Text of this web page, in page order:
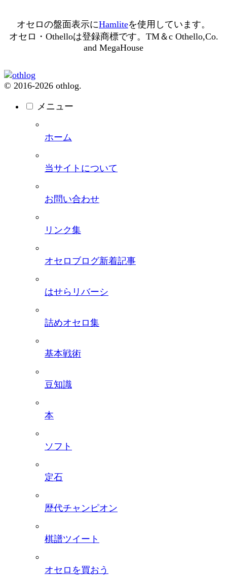
オセロの盤面表示にHamliteを使用しています。
オセロ・Othelloは登録商標です。TM＆c Othello,Co.
and MegaHouse
© 2016-2026 othlog.
メニュー
ホーム
当サイトについて
お問い合わせ
リンク集
オセロブログ新着記事
はせらリバーシ
詰めオセロ集
基本戦術
豆知識
本
ソフト
定石
歴代チャンピオン
棋譜ツイート
オセロを買おう